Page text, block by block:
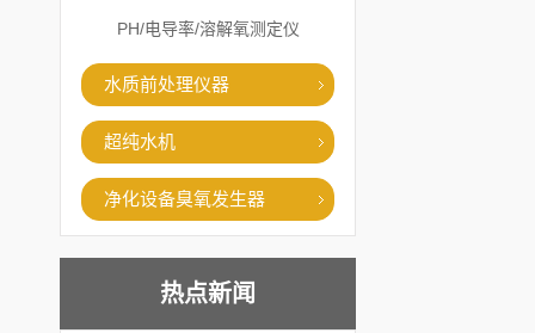
PH/电导率/溶解氧测定仪
水质前处理仪器
超纯水机
净化设备臭氧发生器
热点新闻